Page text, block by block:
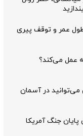
راز طول عمر و توقف پیری
عمل می‌کند؟
می‌توانید در آسمان
پایان جنگ آمریکا